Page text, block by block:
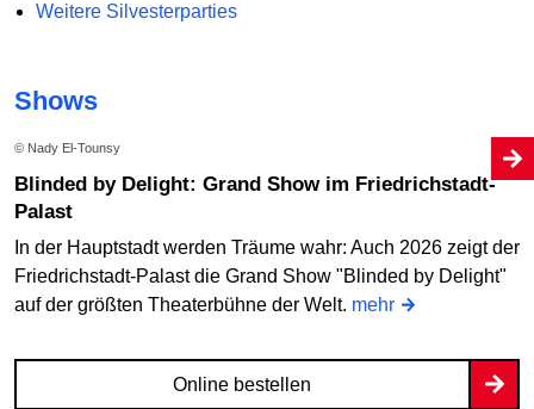
Weitere Silvesterparties
Shows
© Nady El-Tounsy
Blinded by Delight: Grand Show im Friedrichstadt-
Palast
In der Hauptstadt werden Träume wahr: Auch 2026 zeigt der
Friedrichstadt-Palast die Grand Show "Blinded by Delight"
auf der größten Theaterbühne der Welt. mehr
Online bestellen